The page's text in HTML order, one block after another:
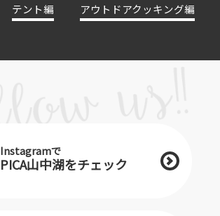
テント編
アウトドアクッキング編
Instagramで
PICA山中湖をチェック